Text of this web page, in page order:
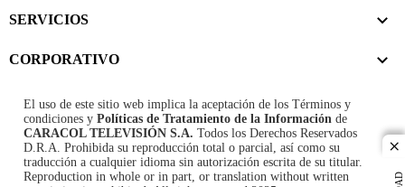
SERVICIOS
CORPORATIVO
El uso de este sitio web implica la aceptación de los Términos y
condiciones y Políticas de Tratamiento de la Información de
CARACOL TELEVISIÓN S.A. Todos los Derechos Reservados
D.R.A. Prohibida su reproducción total o parcial, así como su
traducción a cualquier idioma sin autorización escrita de su titular.
Reproduction in whole or in part, or translation without written